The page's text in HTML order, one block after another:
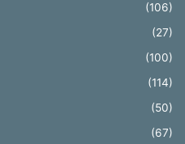
(106)
(27)
(100)
(114)
(50)
(67)